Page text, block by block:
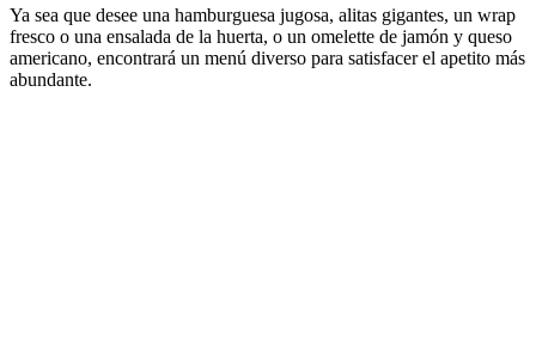
Ya sea que desee una hamburguesa jugosa, alitas gigantes, un wrap
fresco o una ensalada de la huerta, o un omelette de jamón y queso
americano, encontrará un menú diverso para satisfacer el apetito más
abundante.